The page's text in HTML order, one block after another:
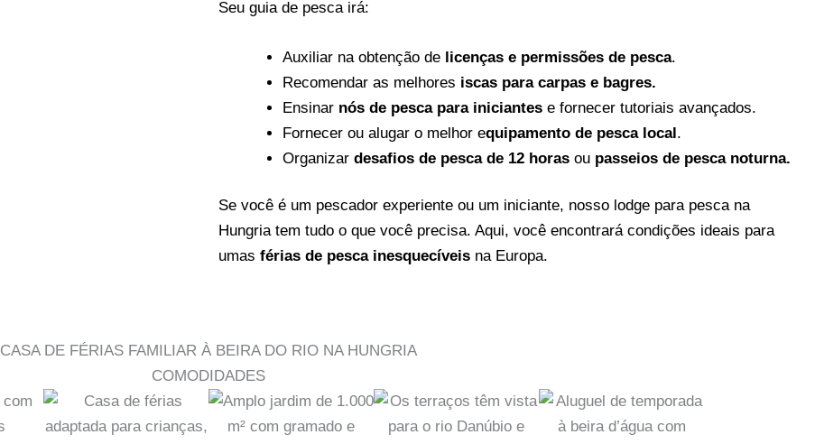
Seu guia de pesca irá:
Auxiliar na obtenção de licenças e permissões de pesca.
Recomendar as melhores iscas para carpas e bagres.
Ensinar nós de pesca para iniciantes e fornecer tutoriais avançados.
Fornecer ou alugar o melhor equipamento de pesca local .
Organizardesafios de pesca de 12 horas ou passeios de pesca noturna.
Se você é um pescador experiente ou um iniciante, nosso lodge para pesca na
Hungria tem tudo o que você precisa. Aqui, você encontrará condições ideais para
umasférias de pesca inesquecíveis na Europa.
CASA DE FÉRIAS FAMILIAR À BEIRA DO RIO NA HUNGRIA
COMODIDADES